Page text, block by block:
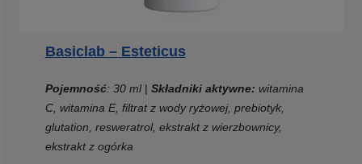
Basiclab – Esteticus
Pojemność: 30 ml | Składniki aktywne: witamina
C, witamina E, filtrat z wody ryżowej, prebiotyk,
glutation, resweratrol, ekstrakt z wierzbownicy,
ekstrakt z ogórka